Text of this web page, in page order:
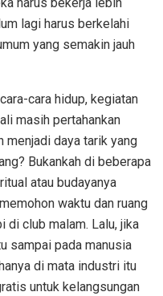
harus bekerja lebih
lagi harus berkelahi
yang semakin jauh
cara hidup, kegiatan
masih pertahankan
menjadi daya tarik yang
Bukankah di beberapa
atau budayanya
waktu dan ruang
di club malam. Lalu, jika
sampai pada manusia
di mata industri itu
untuk kelangsungan